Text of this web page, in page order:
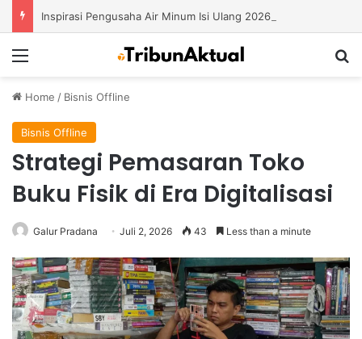
Home / Bisnis Offline
Bisnis Offline
Strategi Pemasaran Toko
Buku Fisik di Era Digitalisasi
Galur Pradana Juli 2, 2026 43 Less than a minute